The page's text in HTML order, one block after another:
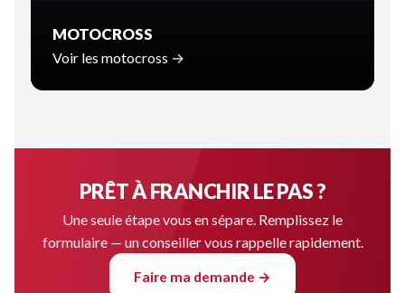
MOTOCROSS
Voir les motocross →
PRÊT À FRANCHIR LE PAS ?
Une seule étape vous en sépare. Remplissez le
formulaire — un conseiller vous rappelle rapidement.
Faire ma demande →